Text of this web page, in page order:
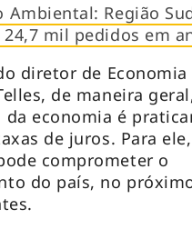
Ambiental: Região
mil pedidos em
diretor de Economia
de maneira
da economia é
de juros. Para
comprometer o
do país, no